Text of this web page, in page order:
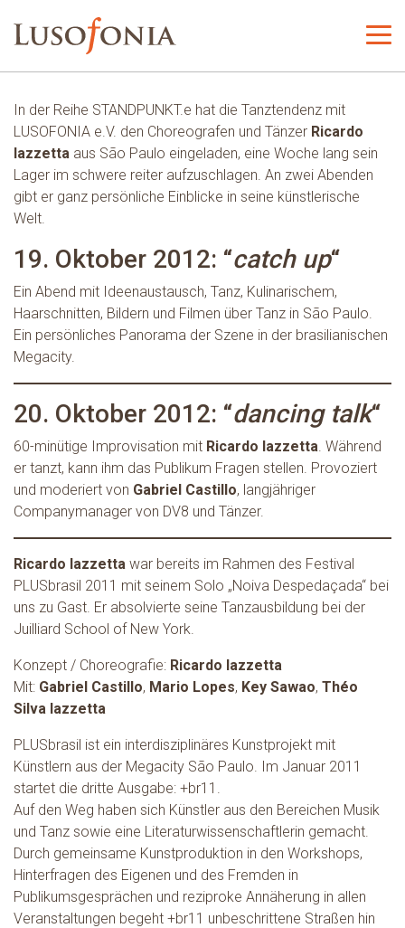
In der Reihe STANDPUNKT.e hat die Tanztendenz mit
LUSOFONIA e.V. den Choreografen und Tänzer Ricardo
Iazzetta aus São Paulo eingeladen, eine Woche lang sein
Lager im schwere reiter aufzuschlagen. An zwei Abenden
gibt er ganz persönliche Einblicke in seine künstlerische
Welt.
19. Oktober 2012: “catch up“
Ein Abend mit Ideenaustausch, Tanz, Kulinarischem,
Haarschnitten, Bildern und Filmen über Tanz in São Paulo.
Ein persönliches Panorama der Szene in der brasilianischen
Megacity.
20. Oktober 2012: “dancing talk“
60-minütige Improvisation mit Ricardo Iazzetta. Während
er tanzt, kann ihm das Publikum Fragen stellen. Provoziert
und moderiert von Gabriel Castillo, langjähriger
Companymanager von DV8 und Tänzer.
Ricardo Iazzetta war bereits im Rahmen des Festival
PLUSbrasil 2011 mit seinem Solo „Noiva Despedaçada“ bei
uns zu Gast. Er absolvierte seine Tanzausbildung bei der
Juilliard School of New York.
Konzept / Choreografie: Ricardo Iazzetta
Mit: Gabriel Castillo, Mario Lopes, Key Sawao, Théo
Silva Iazzetta
PLUSbrasil ist ein interdisziplinäres Kunstprojekt mit
Künstlern aus der Megacity São Paulo. Im Januar 2011
startet die dritte Ausgabe: +br11.
Auf den Weg haben sich Künstler aus den Bereichen Musik
und Tanz sowie eine Literaturwissenschaftlerin gemacht.
Durch gemeinsame Kunstproduktion in den Workshops,
Hinterfragen des Eigenen und des Fremden in
Publikumsgesprächen und reziproke Annäherung in allen
Veranstaltungen begeht +br11 unbeschrittene Straßen hin